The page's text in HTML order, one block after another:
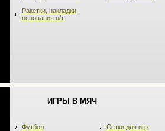
Ракетки, накладки,
основания н/т
ИГРЫ В МЯЧ
Футбол Сетки для игр